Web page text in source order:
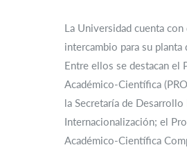
La Universidad cuenta
intercambio para su planta
Entre ellos se destacan el
Académico-Científica
la Secretaría de
Internacionalización; el
Académico-Científica